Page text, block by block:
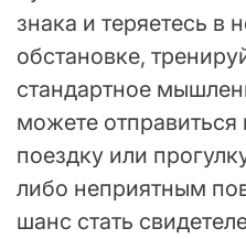
знака и теряетесь в
обстановке,
стандартное
можете
поездку или
либо неприятным
шанс стать